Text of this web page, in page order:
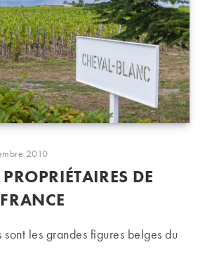
:
2010
DE
les grandes figures belges du